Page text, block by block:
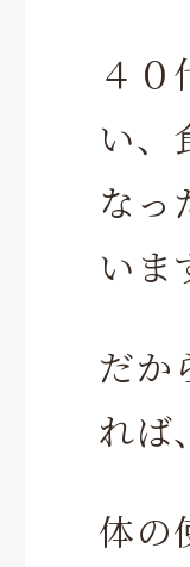
４
い、
なっ
いま
だか
れば
体の